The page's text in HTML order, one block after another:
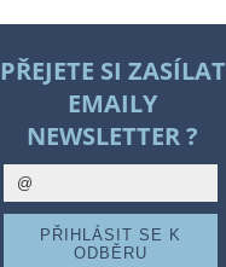
PŘEJETE SI ZASÍLAT
EMAILY
NEWSLETTER ?